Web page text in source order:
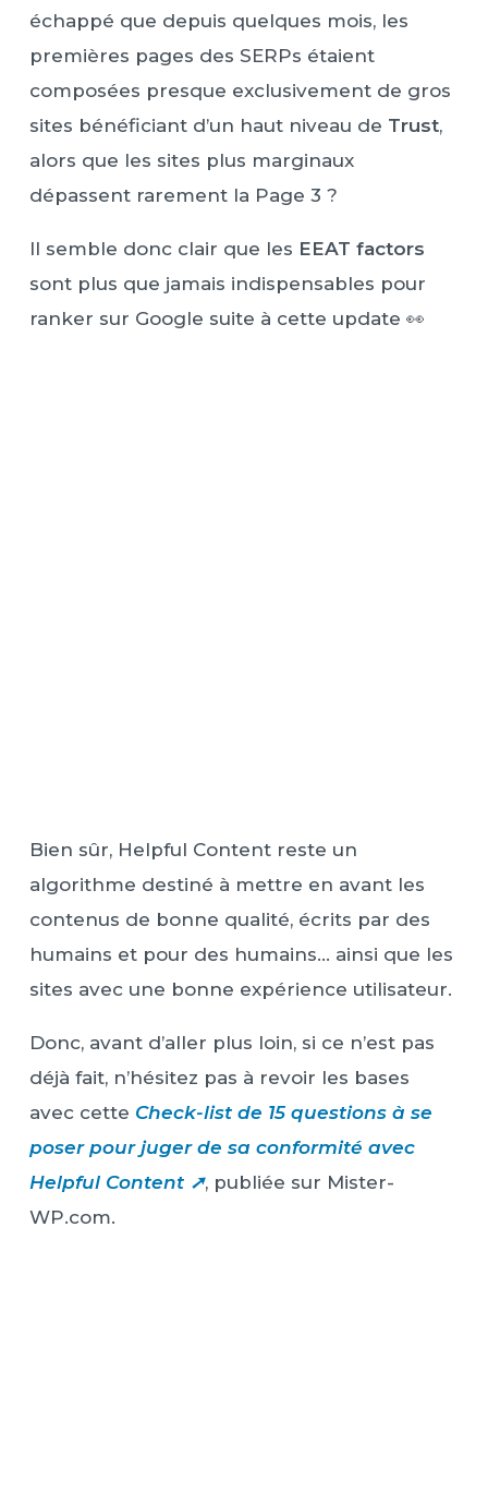
échappé que depuis quelques mois, les
premières pages des SERPs étaient
composées presque exclusivement de gros
sites bénéficiant d’un haut niveau de Trust,
alors que les sites plus marginaux
dépassent rarement la Page 3 ?
Il semble donc clair que les EEAT factors
sont plus que jamais indispensables pour
ranker sur Google suite à cette update 👀
Bien sûr, Helpful Content reste un
algorithme destiné à mettre en avant les
contenus de bonne qualité, écrits par des
humains et pour des humains… ainsi que les
sites avec une bonne expérience utilisateur.
Donc, avant d’aller plus loin, si ce n’est pas
déjà fait, n’hésitez pas à revoir les bases
avec cette Check-list de 15 questions à se
poser pour juger de sa conformité avec
Helpful Content ➚, publiée sur Mister-
WP.com.